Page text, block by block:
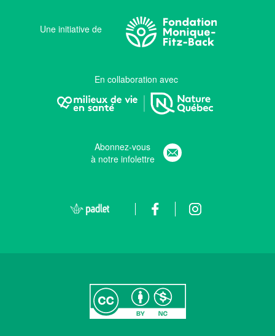
Une initiative de
En collaboration avec
Abonnez-vous
à notre infolettre